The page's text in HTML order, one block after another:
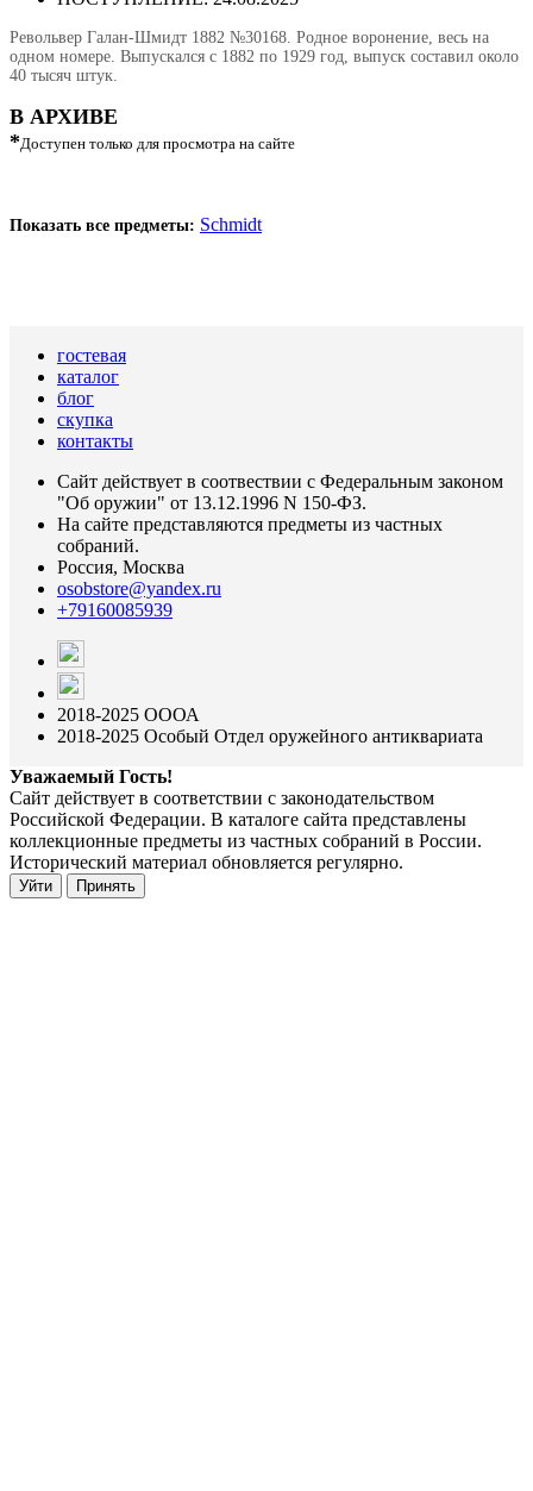
Револьвер Галан-Шмидт 1882 №30168. Родное воронение, весь на
одном номере. Выпускался с 1882 по 1929 год, выпуск составил около
40 тысяч штук.
В АРХИВЕ
*Доступен только для просмотра на сайте
Показать все предметы: Schmidt
гостевая
каталог
блог
скупка
контакты
Сайт действует в соотвествии с Федеральным законом
"Об оружии" от 13.12.1996 N 150-ФЗ.
На сайте представляются предметы из частных
собраний.
Россия, Москва
osobstore@yandex.ru
+79160085939
2018-2025 ОООА
2018-2025 Особый Отдел оружейного антиквариата
Уважаемый Гость!
Сайт действует в соответствии с законодательством
Российской Федерации. В каталоге сайта представлены
коллекционные предметы из частных собраний в России.
Исторический материал обновляется регулярно.
Уйти Принять